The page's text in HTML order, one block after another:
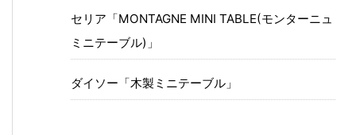
セリア「MONTAGNE MINI TABLE(モンターニュ
ミニテーブル)」
ダイソー「木製ミニテーブル」